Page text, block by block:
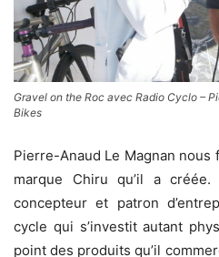
Gravel on the Roc avec Radio Cyclo –
Bikes
Pierre-Anaud Le Magnan nous
marque Chiru qu’il a
concepteur et patron
cycle qui s’investit autant
point des produits qu’il